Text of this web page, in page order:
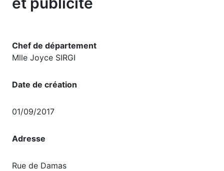
Chef de département
Mlle Joyce SIRGI
Date de création
01/09/2017
Adresse
Rue de Damas